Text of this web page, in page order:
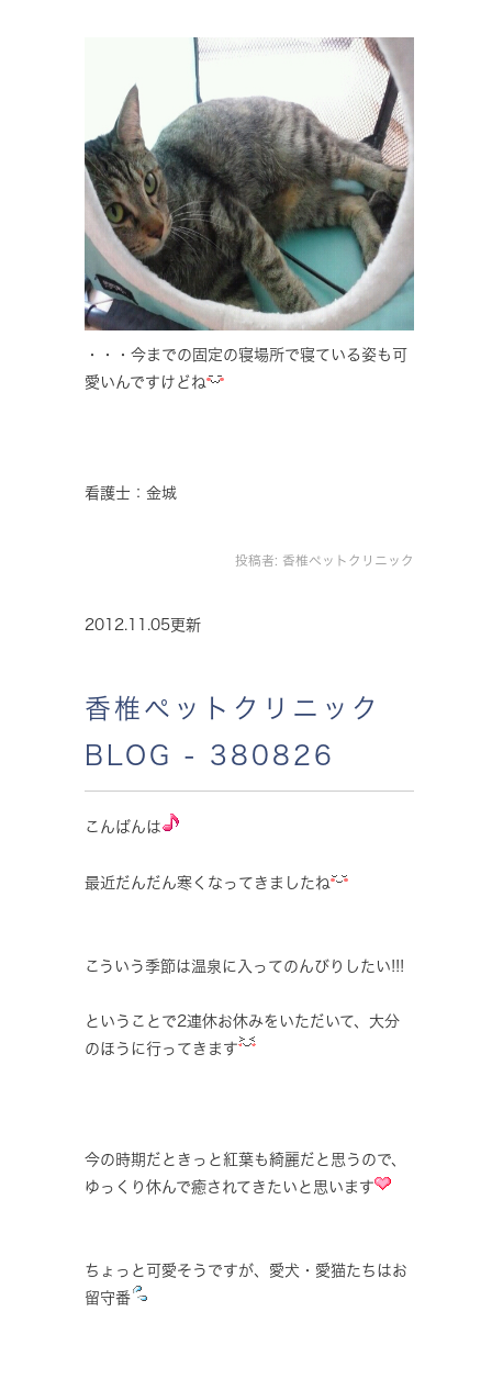
・・・今までの固定の寝場所で寝ている姿も可
愛いんですけどね
看護士：金城
投稿者: 香椎ペットクリニック
2012.11.05更新
香椎ペットクリニック
BLOG - 380826
こんばんは
最近だんだん寒くなってきましたね
こういう季節は温泉に入ってのんびりしたい!!!
ということで2連休お休みをいただいて、大分
のほうに行ってきます
今の時期だときっと紅葉も綺麗だと思うので、
ゆっくり休んで癒されてきたいと思います
ちょっと可愛そうですが、愛犬・愛猫たちはお
留守番